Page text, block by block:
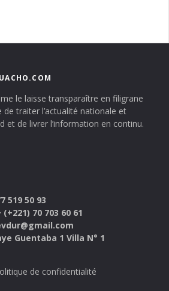
le laisse transparaître en filigrane
traiter l’actualité nationale et
et de livrer l’information en continu.
519 50 93
(+221) 70 703 60 61
Guentaba 1 Villa N° 1
de confidentialité